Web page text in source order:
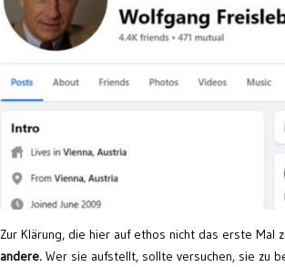
Zur Klärung, die hier auf ethos nicht das erste Mal
andere. Wer sie aufstellt, sollte versuchen, sie zu